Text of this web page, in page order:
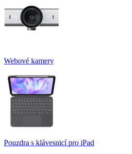
Webové kamery
Pouzdra s klávesnicí pro iPad